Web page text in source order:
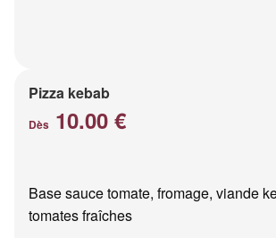
Pizza kebab
Dès 10.00 €
Base sauce tomate, fromage, viande
tomates fraîches